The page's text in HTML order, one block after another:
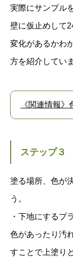
実際にサンプル
壁に仮止めして
変化があるかわ
方を紹介してい
《関連情報
ステップ３
塗る場所、色が
う。
・下地にする
色があったり汚
すことで上塗り